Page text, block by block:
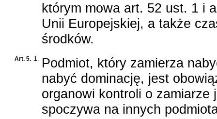
którym mowa art. 52 ust. 1 i
Unii Europejskiej, a także
środków.
Art. 5. 1.
Podmiot, który zamierza
nabyć dominację, jest
organowi kontroli o
spoczywa na innych